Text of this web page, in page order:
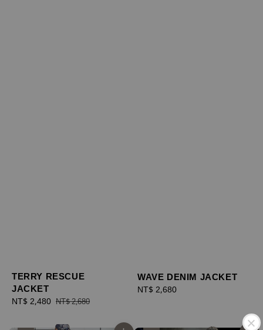
TERRY RESCUE
JACKET
Sale
NT$ 2,480 Regular
NT$ 2,680
WAVE DENIM JACKET
Regular
NT$ 2,680